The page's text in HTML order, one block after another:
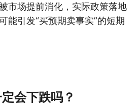
市场提前消化，实际政策落地
能引发“买预期卖事实”的短期
会下跌吗？